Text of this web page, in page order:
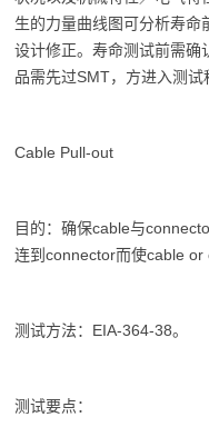
生的力量曲线图可分析寿命
设计修正。寿命测试前需确
品需先过SMT，方进入测试
Cable Pull-out
目的：确保cable与
连到connector而使cable
测试方法：EIA-364-38。
测试要点：